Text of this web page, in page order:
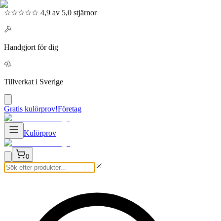
☆☆☆☆☆ 4,9 av 5,0 stjärnor
Handgjort för dig
Tillverkat i Sverige
Gratis kulörprov!Företag
Kulörprov
0